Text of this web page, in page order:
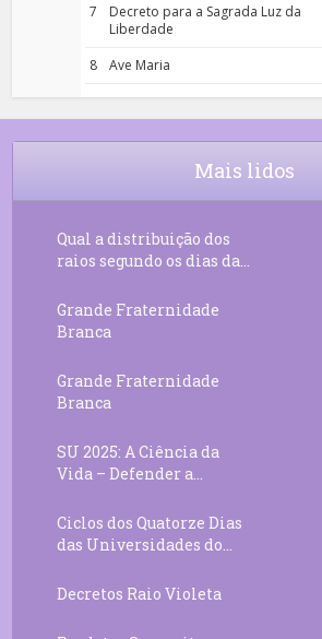
7
Decreto para a Sagrada Luz da
Liberdade
8
Ave Maria
9
Rosário da Criança
10 Decreto 50.03 – Diante da Vossa
Mais lidos
Qual a distribuição dos
raios segundo os dias da...
Grande Fraternidade
Branca
Grande Fraternidade
Branca
SU 2025: A Ciência da
Vida – Defender a...
Ciclos dos Quatorze Dias
das Universidades do...
Decretos Raio Violeta